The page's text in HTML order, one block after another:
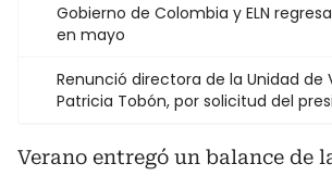
Gobierno de Colombia y ELN
en mayo
Renunció directora de la Unidad de
Patricia Tobón, por solicitud del
Verano entregó un balance de